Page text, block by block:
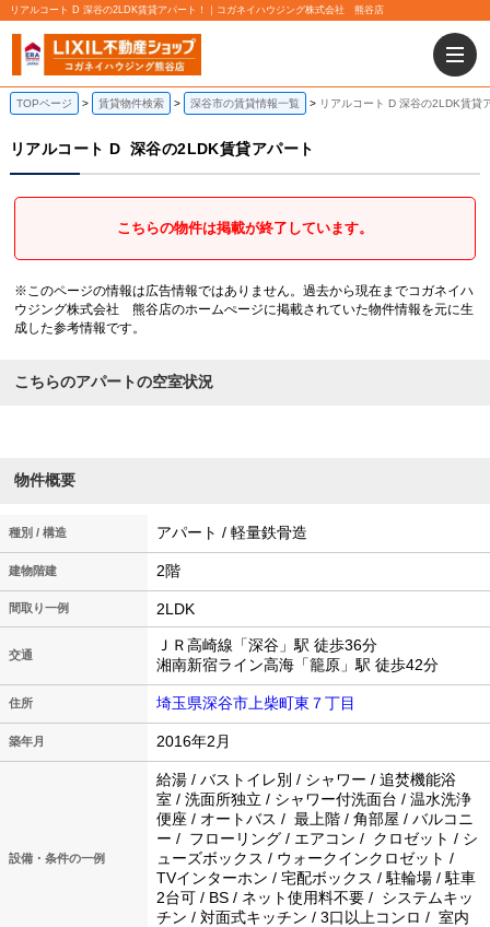
リアルコート D 深谷の2LDK賃貸アパート！｜コガネイハウジング株式会社 熊谷店
TOPページ 賃貸物件検索 深谷市の賃貸情報一覧 リアルコート D 深谷の2LDK賃貸
リアルコート D 深谷の2LDK賃貸アパート
こちらの物件は掲載が終了しています。
※このページの情報は広告情報ではありません。過去から現在までコガネイハ
ウジング株式会社 熊谷店のホームぺージに掲載されていた物件情報を元に生
成した参考情報です。
こちらのアパートの空室状況
物件概要
種別 / 構造 アパート / 軽量鉄骨造
建物階建 2階
間取り一例 2LDK
交通
ＪＲ高崎線「深谷」駅 徒歩36分
湘南新宿ライン高海「籠原」駅 徒歩42分
住所 埼玉県深谷市上柴町東７丁目
築年月 2016年2月
設備・条件の一例
給湯 / バストイレ別 / シャワー / 追焚機能浴
室 / 洗面所独立 / シャワー付洗面台 / 温水洗浄
便座 / オートバス / 最上階 / 角部屋 / バルコニ
ー / フローリング / エアコン / クロゼット / シ
ューズボックス / ウォークインクロゼット /
TVインターホン / 宅配ボックス / 駐輪場 / 駐車
2台可 / BS / ネット使用料不要 / システムキッ
チン / 対面式キッチン / 3口以上コンロ / 室内